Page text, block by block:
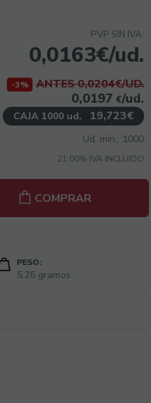
PVP SIN IVA:
0,0163€/ud.
-3% ANTES 0,0204€/UD.
0,0197 €/ud.
CAJA 1000 ud. 19,723€
Ud. mín.: 1000
21.00% IVA INCLUIDO
COMPRAR
PESO:
5.26 gramos